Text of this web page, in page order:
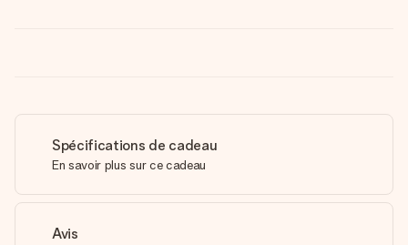
Spécifications de cadeau
En savoir plus sur ce cadeau
Avis